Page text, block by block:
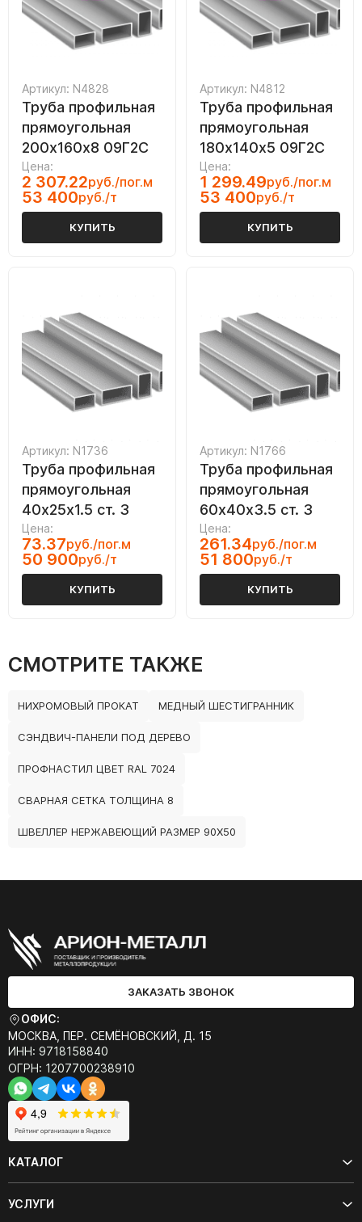
Артикул: N4828
Труба профильная
прямоугольная
200х160х8 09Г2С
Цена:
2 307.22руб./пог.м
53 400руб./т
КУПИТЬ
Артикул: N4812
Труба профильная
прямоугольная
180х140х5 09Г2С
Цена:
1 299.49руб./пог.м
53 400руб./т
КУПИТЬ
Артикул: N1736
Труба профильная
прямоугольная
40х25х1.5 ст. 3
Цена:
73.37руб./пог.м
50 900руб./т
КУПИТЬ
Артикул: N1766
Труба профильная
прямоугольная
60х40х3.5 ст. 3
Цена:
261.34руб./пог.м
51 800руб./т
КУПИТЬ
СМОТРИТЕ ТАКЖЕ
НИХРОМОВЫЙ ПРОКАТ МЕДНЫЙ ШЕСТИГРАННИК
СЭНДВИЧ-ПАНЕЛИ ПОД ДЕРЕВО
ПРОФНАСТИЛ ЦВЕТ RAL 7024
СВАРНАЯ СЕТКА ТОЛЩИНА 8
ШВЕЛЛЕР НЕРЖАВЕЮЩИЙ РАЗМЕР 90Х50
ЗАКАЗАТЬ ЗВОНОК
ОФИС:
МОСКВА, ПЕР. СЕМЁНОВСКИЙ, Д. 15
ИНН: 9718158840
ОГРН: 1207700238910
КАТАЛОГ
УСЛУГИ